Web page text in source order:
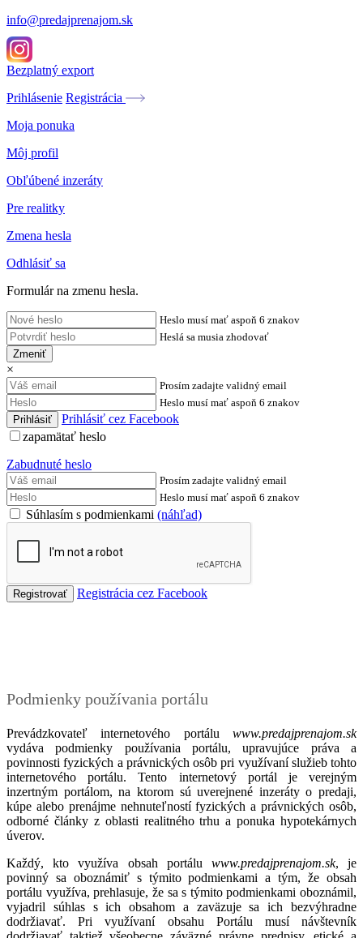
info@predajprenajom.sk
Bezplatný export
Prihlásenie Registrácia
Moja ponuka
Môj profil
Obľúbené inzeráty
Pre realitky
Zmena hesla
Odhlásiť sa
Formulár na zmenu hesla.
Heslo musí mať aspoň 6 znakov
Heslá sa musia zhodovať
Zmeniť
×
Prosím zadajte validný email
Heslo musí mať aspoň 6 znakov
Prihlásiť cez Facebook
zapamätať heslo
Zabudnuté heslo
Prosím zadajte validný email
Heslo musí mať aspoň 6 znakov
Súhlasím s podmienkami (náhľad)
Registrácia cez Facebook
Podmienky používania portálu
Prevádzkovateľ internetového portálu www.predajprenajom.sk
vydáva podmienky používania portálu, upravujúce práva a
povinnosti fyzických a právnických osôb pri využívaní služieb tohto
internetového portálu. Tento internetový portál je verejným
inzertným portálom, na ktorom sú uverejnené inzeráty o predaji,
kúpe alebo prenájme nehnuteľností fyzických a právnických osôb,
odborné články z oblasti realitného trhu a ponuka hypotekárnych
úverov.
Každý, kto využíva obsah portálu www.predajprenajom.sk, je
povinný sa oboznámiť s týmito podmienkami a tým, že obsah
portálu využíva, prehlasuje, že sa s týmito podmienkami oboznámil,
vyjadril súhlas s ich obsahom a zaväzuje sa ich bezvýhradne
dodržiavať. Pri využívaní obsahu Portálu musí návštevník